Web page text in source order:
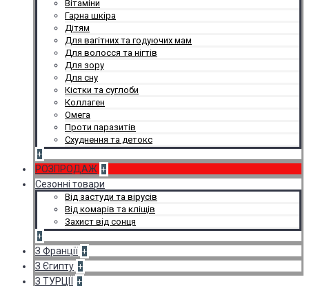
Вітаміни
Гарна шкіра
Дітям
Для вагітних та годуючих мам
Для волосся та нігтів
Для зору
Для сну
Кістки та суглоби
Коллаген
Омега
Проти паразитів
Схуднення та детокс
+
РОЗПРОДАЖ +
Сезонні товари
Від застуди та вірусів
Від комарів та кліщів
Захист від сонця
+
З Франції +
З Єгипту +
З ТУРЦІЇ +